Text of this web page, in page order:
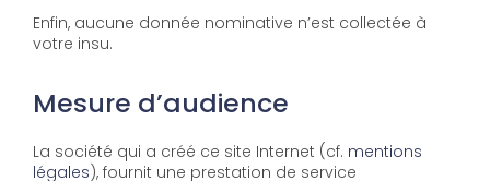
Enfin, aucune donnée nominative n’est collectée à
votre insu.
Mesure d’audience
La société qui a créé ce site Internet (cf. mentions
légales), fournit une prestation de service